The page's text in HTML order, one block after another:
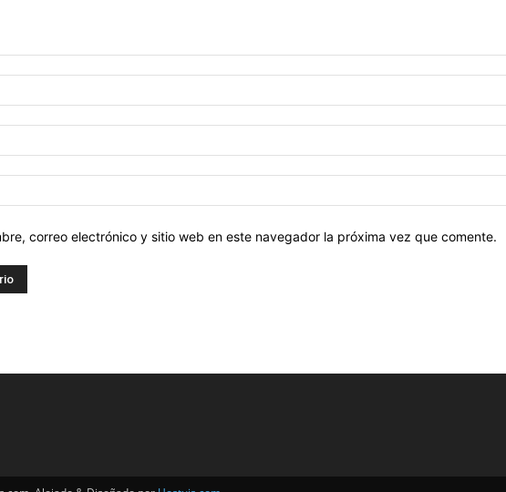
correo electrónico y sitio web en este navegador la próxima vez que comente.